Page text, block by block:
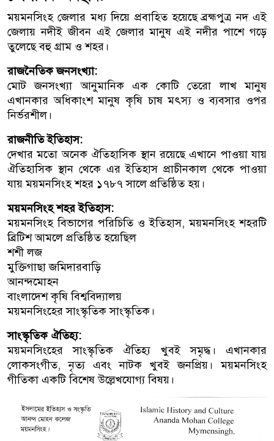
ময়মনসিংহ জেলার মধ্য দিয়ে প্রবাহিত হয়েছে ব্রহ্মপুত্র নদ এই
জেলায় নদীই জীবন এই জেলার মানুষ এই নদীর পাশে গড়ে
তুলেছে বহু গ্রাম ও শহর।
রাজনৈতিক জনসংখ্যা:
মোট জনসংখ্যা আনুমানিক এক কোটি তেরো লাখ মানুষ
এখানকার অধিকাংশ মানুষ কৃষি চাষ মৎস্য ও ব্যবসার ওপর
নির্ভরশীল।
রাজনীতি ইতিহাস:
দেখার মতো অনেক ঐতিহাসিক স্থান রয়েছে এখানে পাওয়া যায়
ঐতিহাসিক স্থান থেকে এর ইতিহাস প্রাচীনকাল থেকে পাওয়া
যায় ময়মনসিংহ শহর ১৭৮৭ সালে প্রতিষ্ঠিত হয়।
ময়মনসিংহ শহর ইতিহাস:
ময়মনসিংহ বিভাগের পরিচিতি ও ইতিহাস, ময়মনসিংহ শহরটি
ব্রিটিশ আমলে প্রতিষ্ঠিত হয়েছিল
শশী লজ
মুক্তিগাছা জমিদারবাড়ি
আনন্দমোহন
বাংলাদেশ কৃষি বিশ্ববিদ্যালয়
ময়মনসিংহের সাংস্কৃতিক সাংস্কৃতিক।
সাংস্কৃতিক ঐতিহ্য:
ময়মনসিংহের সাংস্কৃতিক ঐতিহ্য খুবই সমৃদ্ধ। এখানকার
লোকসংগীত, নৃত্য এবং নাটক খুবই জনপ্রিয়। ময়মনসিংহ
গীতিকা একটি বিশেষ উল্লেখযোগ্য বিষয়।